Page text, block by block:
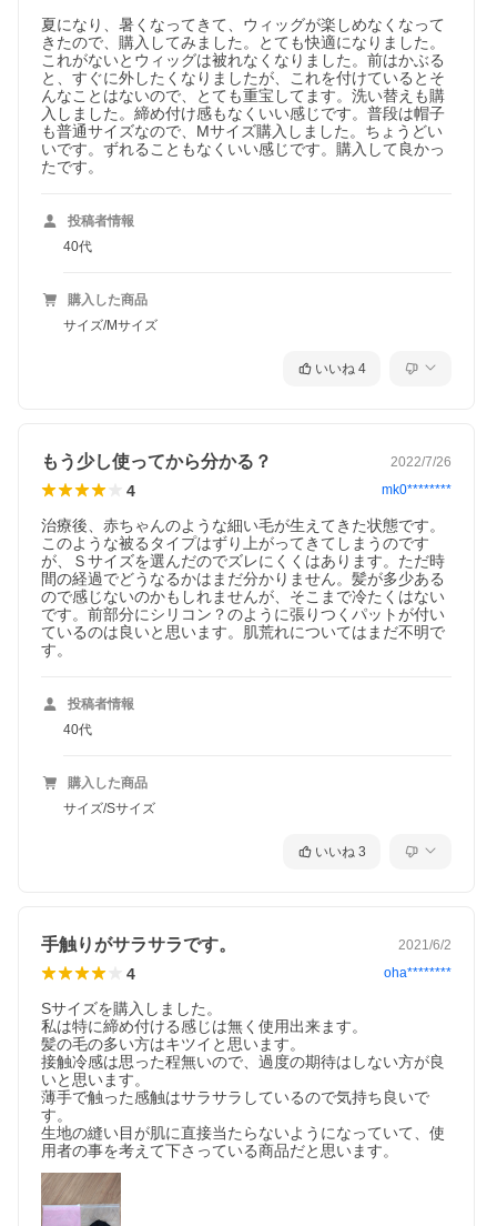
※写真と実物の色が、液晶の具合によって若干異なる事もございます。ご了承くださ
夏になり、暑くなってきて、ウィッグが楽しめなくなって
きたので、購入してみました。とても快適になりました。
これがないとウィッグは被れなくなりました。前はかぶる
と、すぐに外したくなりましたが、これを付けているとそ
んなことはないので、とても重宝してます。洗い替えも購
入しました。締め付け感もなくいい感じです。普段は帽子
も普通サイズなので、Mサイズ購入しました。ちょうどい
いです。ずれることもなくいい感じです。購入して良かっ
たです。
投稿者情報
40代
購入した商品
サイズ/Mサイズ
いいね 4
もう少し使ってから分かる？ 2022/7/26
4 mk0********
治療後、赤ちゃんのような細い毛が生えてきた状態です。
このような被るタイプはずり上がってきてしまうのです
が、Ｓサイズを選んだのでズレにくくはあります。ただ時
間の経過でどうなるかはまだ分かりません。髪が多少ある
ので感じないのかもしれませんが、そこまで冷たくはない
です。前部分にシリコン？のように張りつくパットが付い
ているのは良いと思います。肌荒れについてはまだ不明で
す。
投稿者情報
40代
購入した商品
サイズ/Sサイズ
いいね 3
手触りがサラサラです。 2021/6/2
4 oha********
Sサイズを購入しました。
私は特に締め付ける感じは無く使用出来ます。
髪の毛の多い方はキツイと思います。
接触冷感は思った程無いので、過度の期待はしない方が良
いと思います。
薄手で触った感触はサラサラしているので気持ち良いで
す。
生地の縫い目が肌に直接当たらないようになっていて、使
用者の事を考えて下さっている商品だと思います。